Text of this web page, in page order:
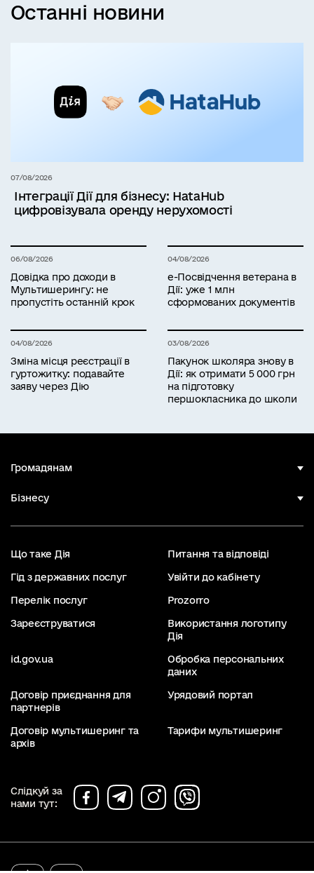
Останні новини
07/08/2026
Інтеграції Дії для бізнесу: HataHub
цифровізувала оренду нерухомості
06/08/2026
Довідка про доходи в
Мультишерингу: не
пропустіть останній крок
04/08/2026
е-Посвідчення ветерана в
Дії: уже 1 млн
сформованих документів
04/08/2026
Зміна місця реєстрації в
гуртожитку: подавайте
заяву через Дію
03/08/2026
Пакунок школяра знову в
Дії: як отримати 5 000 грн
на підготовку
першокласника до школи
Громадянам
Бізнесу
Що таке Дія Питання та відповіді
Гід з державних послуг Увійти до кабінету
Перелік послуг Prozorro
Зареєструватися
Використання логотипу
Дія
id.gov.ua
Обробка персональних
даних
Договір приєднання для
партнерів
Урядовий портал
Договір мультишеринг та
архів
Тарифи мультишеринг
Слідкуй за
нами тут: